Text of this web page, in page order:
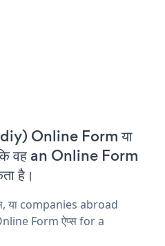
Online Form या
वह an Online Form
है।
या companies abroad
Form ऐप्स for a